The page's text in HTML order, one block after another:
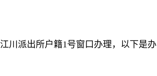
川派出所户籍1号窗口办理，以下是办